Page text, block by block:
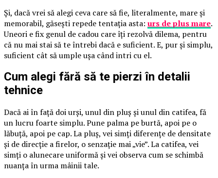
Și, dacă vrei să alegi ceva care să fie, literalmente, mare și
memorabil, găsești repede tentația asta: urs de plus mare.
Uneori e fix genul de cadou care îți rezolvă dilema, pentru
că nu mai stai să te întrebi dacă e suficient. E, pur și simplu,
suficient cât să umple ușa când intri cu el.
Cum alegi fără să te pierzi în detalii
tehnice
Dacă ai în față doi urși, unul din pluș și unul din catifea, fă
un lucru foarte simplu. Pune palma pe burtă, apoi pe o
lăbuță, apoi pe cap. La pluș, vei simți diferențe de densitate
și de direcție a firelor, o senzație mai „vie”. La catifea, vei
simți o alunecare uniformă și vei observa cum se schimbă
nuanța în urma mâinii tale.